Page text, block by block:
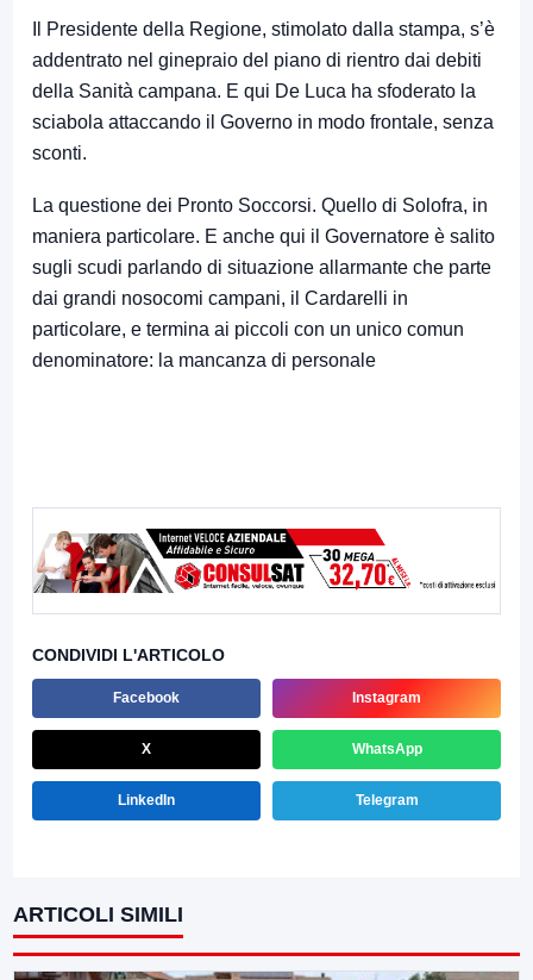
Il Presidente della Regione, stimolato dalla stampa, s’è
addentrato nel ginepraio del piano di rientro dai debiti
della Sanità campana. E qui De Luca ha sfoderato la
sciabola attaccando il Governo in modo frontale, senza
sconti.
La questione dei Pronto Soccorsi. Quello di Solofra, in
maniera particolare. E anche qui il Governatore è salito
sugli scudi parlando di situazione allarmante che parte
dai grandi nosocomi campani, il Cardarelli in
particolare, e termina ai piccoli con un unico comun
denominatore: la mancanza di personale
CONDIVIDI L'ARTICOLO
Facebook Instagram
X WhatsApp
LinkedIn Telegram
ARTICOLI SIMILI